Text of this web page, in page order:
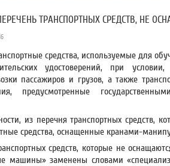
ТРАНСПОРТНЫХ СРЕДСТВ, НЕ
средства, используемые для
удостоверений, при
пассажиров и грузов, а также
предусмотренные
из перечня транспортных средств,
средства, оснащенные кранами-
средств, которые не
машины» заменены словами